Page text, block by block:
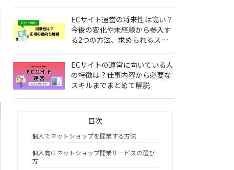
ECサイト運営の将来性は高い？
今後の変化や未経験から参入す
る2つの方法、求められるスキ
ECサイトの運営に向いている人
の特徴は？仕事内容から必要な
スキルまでまとめて解説
目次
個人でネットショップを開業する方法
個人向けネットショップ開業サービスの選び
方